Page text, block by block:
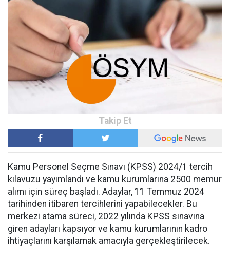
Kamu Personel Seçme Sınavı (KPSS) 2024/1 tercih
kılavuzu yayımlandı ve kamu kurumlarına 2500 memur
alımı için süreç başladı. Adaylar, 11 Temmuz 2024
tarihinden itibaren tercihlerini yapabilecekler. Bu
merkezi atama süreci, 2022 yılında KPSS sınavına
giren adayları kapsıyor ve kamu kurumlarının kadro
ihtiyaçlarını karşılamak amacıyla gerçekleştirilecek.